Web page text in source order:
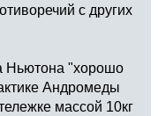
с других
Ньютона "хорошо
Андромеды
массой 10кг